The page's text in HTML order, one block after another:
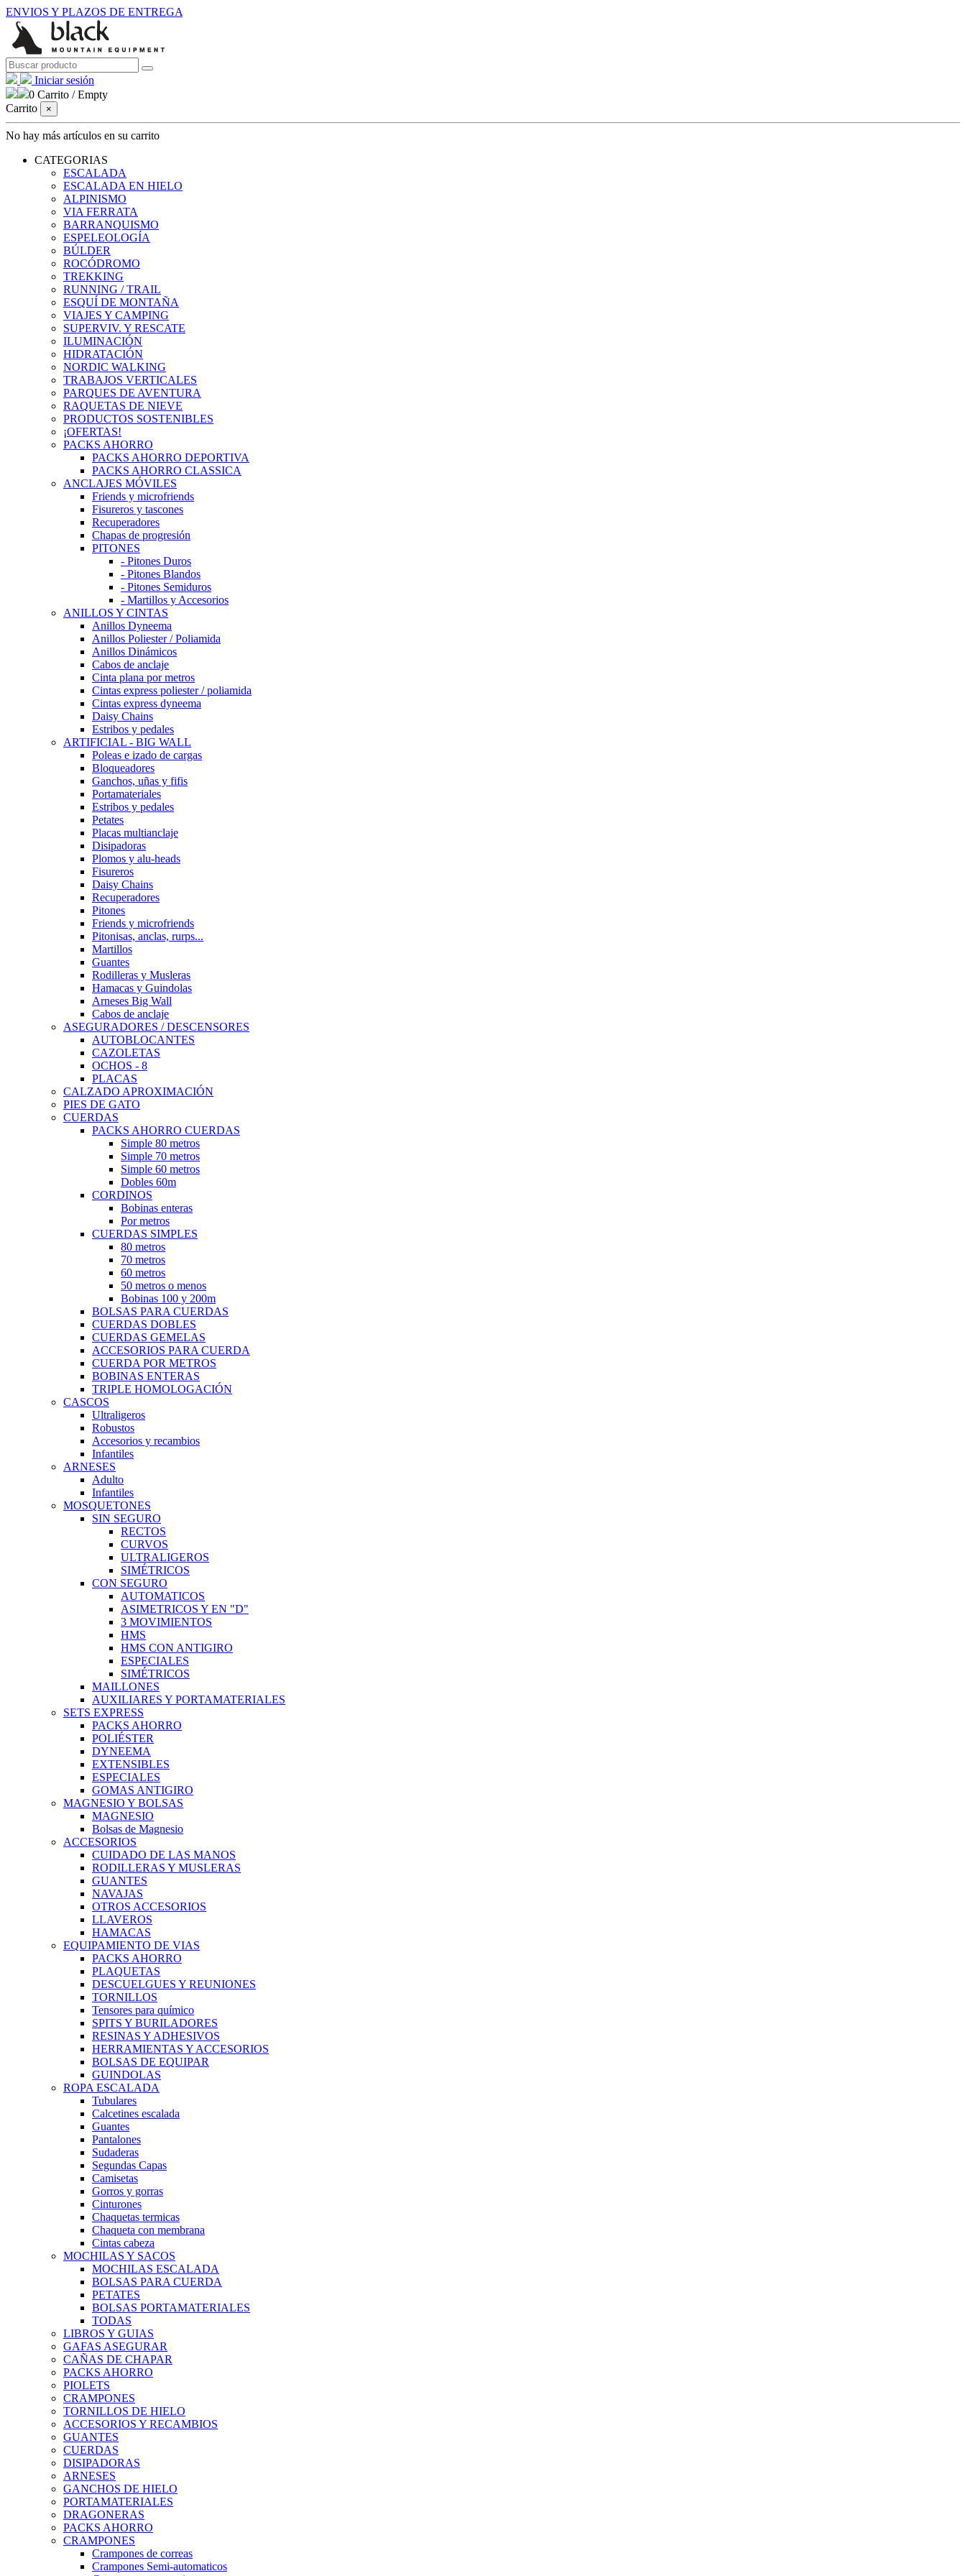
ENVIOS Y PLAZOS DE ENTREGA
Iniciar sesión
0 Carrito /Empty
Carrito
×
No hay más artículos en su carrito
CATEGORIAS
ESCALADA
ESCALADA EN HIELO
ALPINISMO
VIA FERRATA
BARRANQUISMO
ESPELEOLOGÍA
BÚLDER
ROCÓDROMO
TREKKING
RUNNING / TRAIL
ESQUÍ DE MONTAÑA
VIAJES Y CAMPING
SUPERVIV. Y RESCATE
ILUMINACIÓN
HIDRATACIÓN
NORDIC WALKING
TRABAJOS VERTICALES
PARQUES DE AVENTURA
RAQUETAS DE NIEVE
PRODUCTOS SOSTENIBLES
¡OFERTAS!
PACKS AHORRO
PACKS AHORRO DEPORTIVA
PACKS AHORRO CLASSICA
ANCLAJES MÓVILES
Friends y microfriends
Fisureros y tascones
Recuperadores
Chapas de progresión
PITONES
- Pitones Duros
- Pitones Blandos
- Pitones Semiduros
- Martillos y Accesorios
ANILLOS Y CINTAS
Anillos Dyneema
Anillos Poliester / Poliamida
Anillos Dinámicos
Cabos de anclaje
Cinta plana por metros
Cintas express poliester / poliamida
Cintas express dyneema
Daisy Chains
Estribos y pedales
ARTIFICIAL - BIG WALL
Poleas e izado de cargas
Bloqueadores
Ganchos, uñas y fifis
Portamateriales
Estribos y pedales
Petates
Placas multianclaje
Disipadoras
Plomos y alu-heads
Fisureros
Daisy Chains
Recuperadores
Pitones
Friends y microfriends
Pitonisas, anclas, rurps...
Martillos
Guantes
Rodilleras y Musleras
Hamacas y Guindolas
Arneses Big Wall
Cabos de anclaje
ASEGURADORES / DESCENSORES
AUTOBLOCANTES
CAZOLETAS
OCHOS - 8
PLACAS
CALZADO APROXIMACIÓN
PIES DE GATO
CUERDAS
PACKS AHORRO CUERDAS
Simple 80 metros
Simple 70 metros
Simple 60 metros
Dobles 60m
CORDINOS
Bobinas enteras
Por metros
CUERDAS SIMPLES
80 metros
70 metros
60 metros
50 metros o menos
Bobinas 100 y 200m
BOLSAS PARA CUERDAS
CUERDAS DOBLES
CUERDAS GEMELAS
ACCESORIOS PARA CUERDA
CUERDA POR METROS
BOBINAS ENTERAS
TRIPLE HOMOLOGACIÓN
CASCOS
Ultraligeros
Robustos
Accesorios y recambios
Infantiles
ARNESES
Adulto
Infantiles
MOSQUETONES
SIN SEGURO
RECTOS
CURVOS
ULTRALIGEROS
SIMÉTRICOS
CON SEGURO
AUTOMATICOS
ASIMETRICOS Y EN "D"
3 MOVIMIENTOS
HMS
HMS CON ANTIGIRO
ESPECIALES
SIMÉTRICOS
MAILLONES
AUXILIARES Y PORTAMATERIALES
SETS EXPRESS
PACKS AHORRO
POLIÉSTER
DYNEEMA
EXTENSIBLES
ESPECIALES
GOMAS ANTIGIRO
MAGNESIO Y BOLSAS
MAGNESIO
Bolsas de Magnesio
ACCESORIOS
CUIDADO DE LAS MANOS
RODILLERAS Y MUSLERAS
GUANTES
NAVAJAS
OTROS ACCESORIOS
LLAVEROS
HAMACAS
EQUIPAMIENTO DE VIAS
PACKS AHORRO
PLAQUETAS
DESCUELGUES Y REUNIONES
TORNILLOS
Tensores para químico
SPITS Y BURILADORES
RESINAS Y ADHESIVOS
HERRAMIENTAS Y ACCESORIOS
BOLSAS DE EQUIPAR
GUINDOLAS
ROPA ESCALADA
Tubulares
Calcetines escalada
Guantes
Pantalones
Sudaderas
Segundas Capas
Camisetas
Gorros y gorras
Cinturones
Chaquetas termicas
Chaqueta con membrana
Cintas cabeza
MOCHILAS Y SACOS
MOCHILAS ESCALADA
BOLSAS PARA CUERDA
PETATES
BOLSAS PORTAMATERIALES
TODAS
LIBROS Y GUIAS
GAFAS ASEGURAR
CAÑAS DE CHAPAR
PACKS AHORRO
PIOLETS
CRAMPONES
TORNILLOS DE HIELO
ACCESORIOS Y RECAMBIOS
GUANTES
CUERDAS
DISIPADORAS
ARNESES
GANCHOS DE HIELO
PORTAMATERIALES
DRAGONERAS
PACKS AHORRO
CRAMPONES
Crampones de correas
Crampones Semi-automaticos